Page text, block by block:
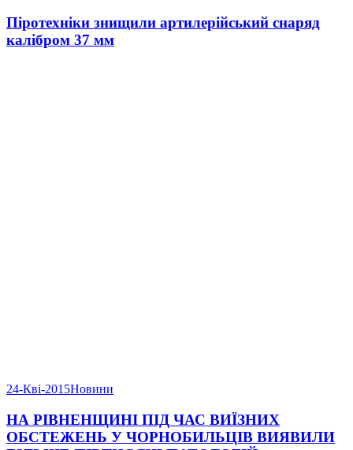
Піротехніки знищили артилерійський снаряд
калібром 37 мм
24-Кві-2015Новини
НА РІВНЕНЩИНІ ПІД ЧАС ВИЇЗНИХ
ОБСТЕЖЕНЬ У ЧОРНОБИЛЬЦІВ ВИЯВИЛИ